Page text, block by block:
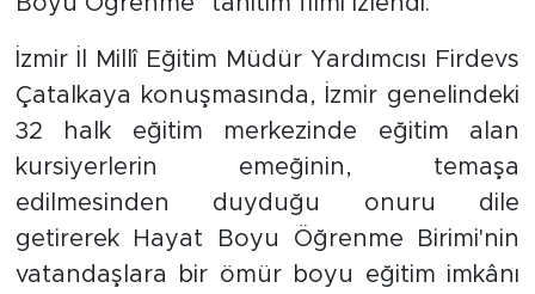
İzmir İl Millî Eğitim Müdür Yardımcısı Firdevs
Çatalkaya konuşmasında, İzmir genelindeki
32 halk eğitim merkezinde eğitim alan
kursiyerlerin emeğinin, temaşa
edilmesinden duyduğu onuru dile
getirerek Hayat Boyu Öğrenme Birimi'nin
vatandaşlara bir ömür boyu eğitim imkânı